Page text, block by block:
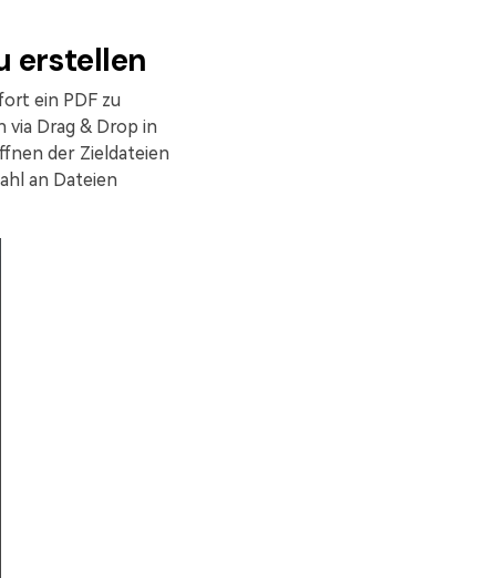
erstellen
ein PDF zu
via Drag & Drop in
der Zieldateien
an Dateien